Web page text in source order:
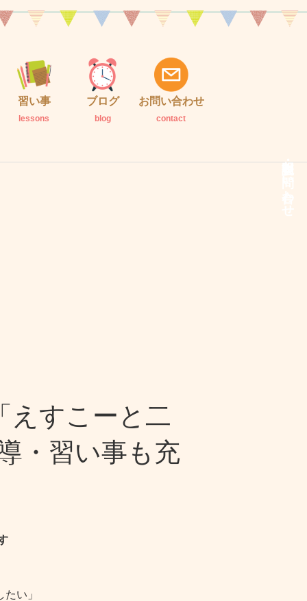
習い事
lessons
ブログ
blog
お問い合わせ
contact
説明会・お問い合わせ
えすこーと二
・習い事も充
い」